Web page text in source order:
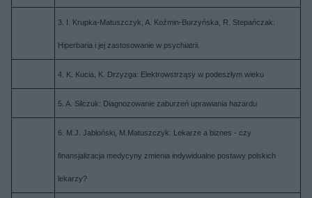
3. I. Krupka-Matuszczyk, A. Koźmin-Burzyńska, R. Stepańczak:
Hiperbaria i jej zastosowanie w psychiatrii.
4. K. Kucia, K. Drzyzga: Elektrowstrząsy w podeszłym wieku
5. A. Silczuk: Diagnozowanie zaburzeń uprawiania hazardu
6. M.J. Jabłoński, M.Matuszczyk: Lekarze a biznes - czy
finansjalizacja medycyny zmienia indywidualne postawy polskich
lekarzy?